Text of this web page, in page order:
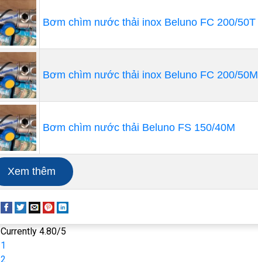
Bơm chìm nước thải inox Beluno FC 200/50T
Bơm chìm nước thải inox Beluno FC 200/50M
Bơm chìm nước thải Beluno FS 150/40M
Xem thêm
Currently 4.80/5
1
2